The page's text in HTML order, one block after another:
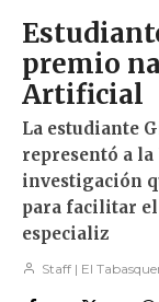
premio
Artificial
La estudiante
representó a la
investigación
para facilitar el
especializ
Staff | El